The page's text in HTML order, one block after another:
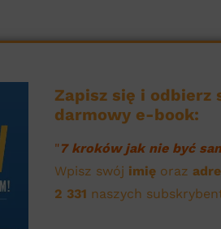
Zapisz się i odbierz
darmowy e-book:
"7 kroków jak nie być
Wpisz swój imię oraz
2 331 naszych